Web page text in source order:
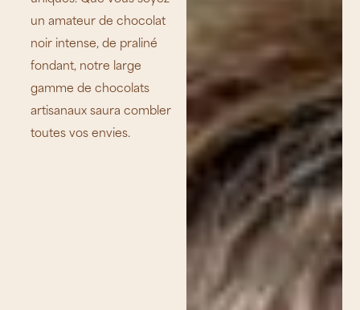
un amateur de chocolat
noir intense, de praliné
fondant, notre large
gamme de chocolats
artisanaux saura combler
toutes vos envies.